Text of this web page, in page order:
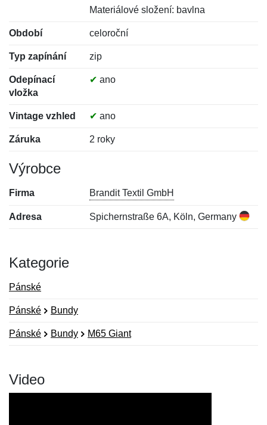
Materiálové složení: bavlna
Období celoroční
Typ zapínání zip
Odepínací
vložka
✔ ano
Vintage vzhled ✔ ano
Záruka 2 roky
Výrobce
Firma Brandit Textil GmbH
Adresa Spichernstraße 6A, Köln, Germany
Kategorie
Pánské
Pánské Bundy
Pánské Bundy M65 Giant
Video